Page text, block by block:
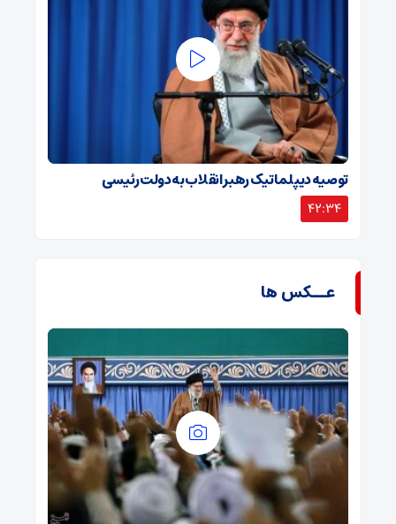
توصیه دیپلماتیک رهبر انقلاب به دولت رئیسی
42:34
عــکس ها